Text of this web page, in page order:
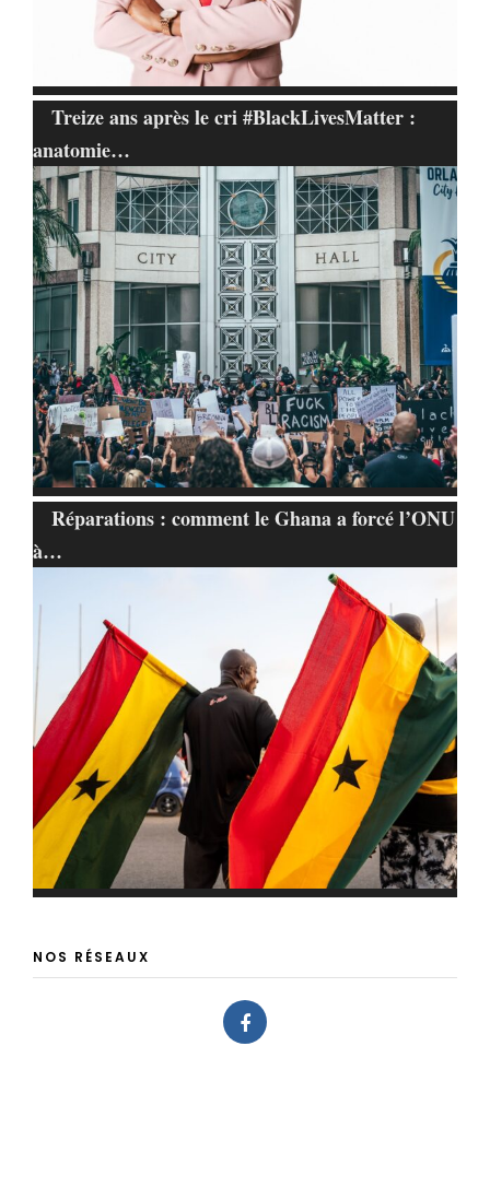
Treize ans après le cri #BlackLivesMatter :
anatomie…
Réparations : comment le Ghana a forcé l’ONU
à…
NOS RÉSEAUX